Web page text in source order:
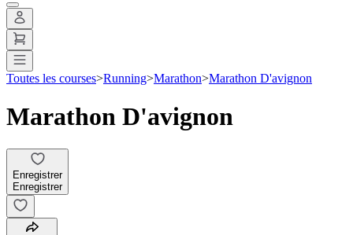
Toutes les courses>Running>Marathon>Marathon D'avignon
Marathon D'avignon
Enregistrer
Enregistrer